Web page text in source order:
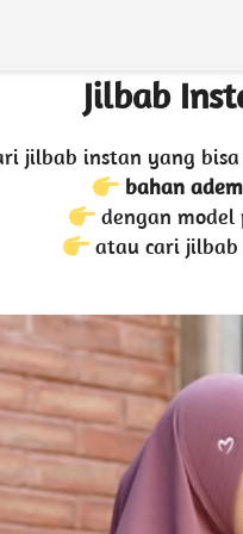
Jilbab
jilbab instan yang bisa
bahan adem
dengan model
atau cari jilbab